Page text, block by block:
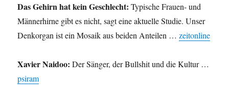
Das Gehirn hat kein Geschlecht: Typische Frauen- und
Männerhirne gibt es nicht, sagt eine aktuelle Studie. Unser
Denkorgan ist ein Mosaik aus beiden Anteilen …zeitonline
Xavier Naidoo: Der Sänger, der Bullshit und die Kultur …
psiram